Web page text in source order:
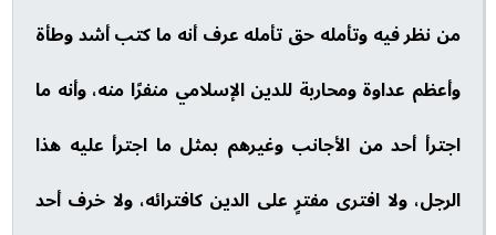
من نظر فيه وتأمله حق تأمله عرف أنه ما كتب أشد وطأة
وأعظم عداوة ومحاربة للدين الإسلامي منفرًا منه، وأنه ما
اجترأ أحد من الأجانب وغيرهم بمثل ما اجترأ عليه هذا
الرجل، ولا افترى مفترٍ على الدين كافترائه، ولا خرف أحد